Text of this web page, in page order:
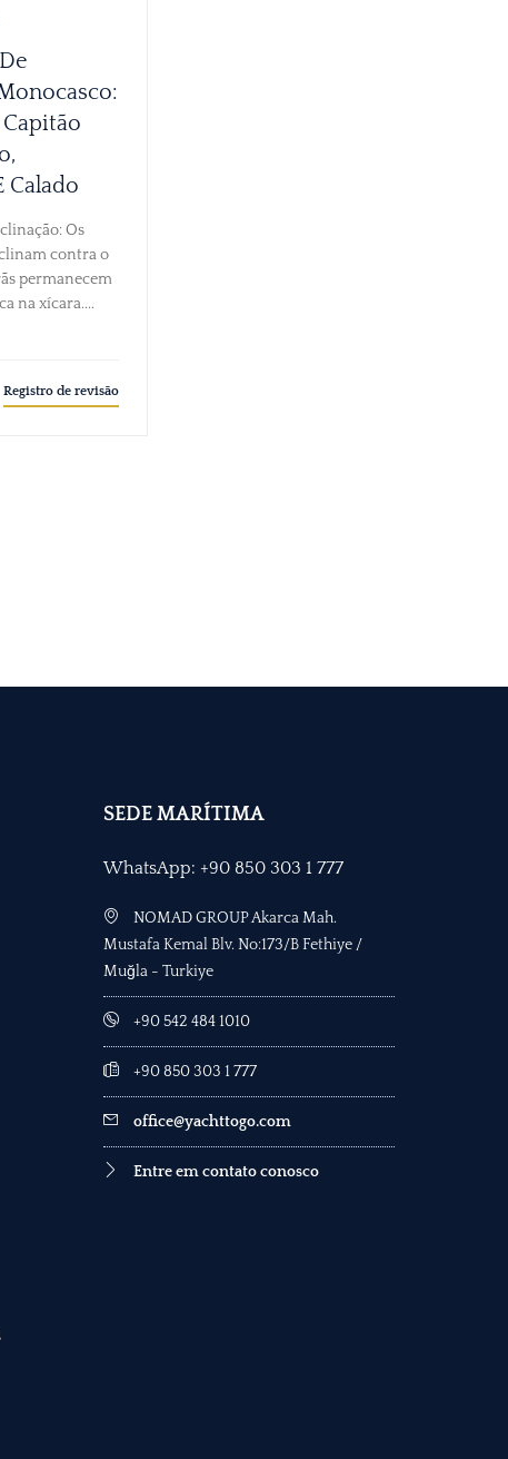
Calado
Os
contra o
permanecem
na xícara....
Registro de revisão
SEDE MARÍTIMA
WhatsApp: +90 850 303 1 777
NOMAD GROUP Akarca Mah.
Mustafa Kemal Blv. No:173/B Fethiye /
Muğla - Turkiye
+90 542 484 1010
+90 850 303 1 777
office@yachttogo.com
Entre em contato conosco